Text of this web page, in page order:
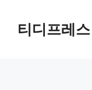
티디프레스